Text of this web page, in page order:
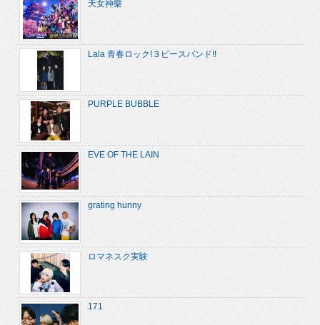
天女神樂
Lala 青春ロック!３ピースバンド!!
PURPLE BUBBLE
EVE OF THE LAIN
grating hunny
ロマネスク実験
171